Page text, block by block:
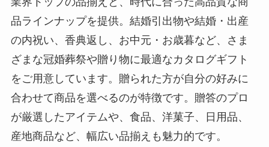
品ラインナップを提供。結婚引出物や結婚・出産
の内祝い、香典返し、お中元・お歳暮など、さま
ざまな冠婚葬祭や贈り物に最適なカタログギフト
をご用意しています。贈られた方が自分の好みに
合わせて商品を選べるのが特徴です。贈答のプロ
が厳選したアイテムや、食品、洋菓子、日用品、
産地商品など、幅広い品揃えも魅力的です。